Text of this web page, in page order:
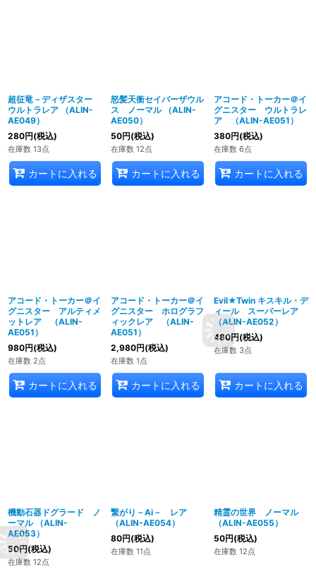
超征竜－ディザスター
ウルトラレア （ALIN-
AE049）
280円(税込)
在庫数 13点
カートに入れる
怒髪天衝セイバーザウル
ス ノーマル （ALIN-
AE050）
50円(税込)
在庫数 12点
カートに入れる
アコード・トーカー＠イ
グニスター ウルトラレ
ア （ALIN-AE051）
380円(税込)
在庫数 6点
カートに入れる
アコード・トーカー＠イ
グニスター アルティメ
ットレア （ALIN-
AE051）
980円(税込)
在庫数 2点
カートに入れる
アコード・トーカー＠イ
グニスター ホログラフ
ィックレア （ALIN-
AE051）
2,980円(税込)
在庫数 1点
カートに入れる
Evil★Twin キスキル・デ
ィール スーパーレア
（ALIN-AE052）
480円(税込)
在庫数 3点
カートに入れる
機動石器ドグラード ノ
ーマル （ALIN-
AE053）
50円(税込)
在庫数 12点
繋がり－Ai－ レア
（ALIN-AE054）
80円(税込)
在庫数 11点
精霊の世界 ノーマル
（ALIN-AE055）
50円(税込)
在庫数 12点